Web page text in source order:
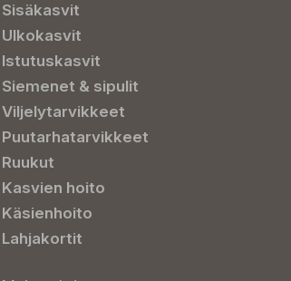
Sisäkasvit
Ulkokasvit
Istutuskasvit
Siemenet & sipulit
Viljelytarvikkeet
Puutarhatarvikkeet
Ruukut
Kasvien hoito
Käsienhoito
Lahjakortit